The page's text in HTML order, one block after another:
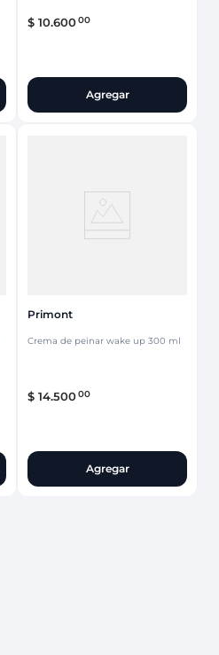
$ 10.60000
Agregar
Primont
Crema de peinar wake up 300 ml
$ 14.50000
Agregar